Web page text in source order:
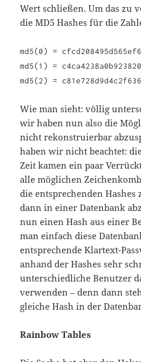
Wert schließen. Um das zu
die MD5 Hashes für die
md5(0) =
md5(1) =
md5(2) =
Wie man sieht: völlig
wir haben nun also die
nicht rekonstruierbar
haben wir nicht beachtet:
Zeit kamen ein paar
alle möglichen
die entsprechenden Hashes
dann in einer Datenbank
nun einen Hash aus einer
man einfach diese
entsprechende Klartext-
anhand der Hashes sehr
unterschiedliche Benutzer
verwenden – denn dann
gleiche Hash in der
Rainbow Tables